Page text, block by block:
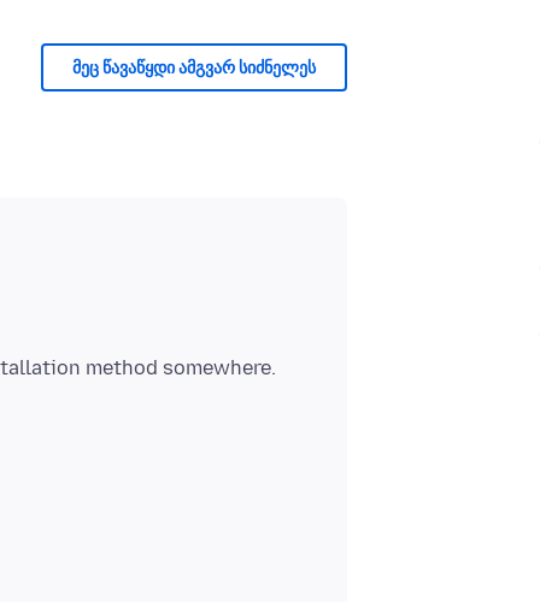
მეც წავაწყდი ამგვარ სიძნელეს